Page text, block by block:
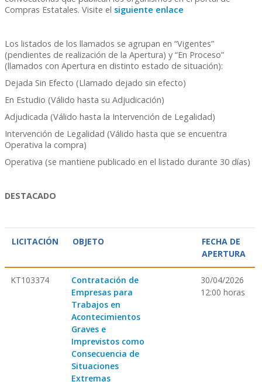
Compras Estatales. Visite el siguiente enlace
Los listados de los llamados se agrupan en “Vigentes”
(pendientes de realización de la Apertura) y “En Proceso”
(llamados con Apertura en distinto estado de situación):
Dejada Sin Efecto (Llamado dejado sin efecto)
En Estudio (Válido hasta su Adjudicación)
Adjudicada (Válido hasta la Intervención de Legalidad)
Intervención de Legalidad (Válido hasta que se encuentra
Operativa la compra)
Operativa (se mantiene publicado en el listado durante 30 días)
DESTACADO
LICITACIÓN OBJETO
FECHA DE
APERTURA
KT103374
Contratación de
Empresas para
Trabajos en
Acontecimientos
Graves e
Imprevistos como
Consecuencia de
Situaciones
Extremas
30/04/2026
12:00 horas